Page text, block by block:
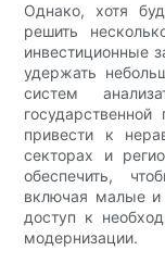
Однако, хотя
решить
инвестиционные
удержать
систем
привести к
секторах и
обеспечить,
включая малые и
доступ к
модернизации.